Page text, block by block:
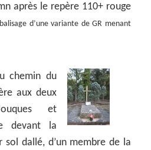
après le repère 110+ rouge
d’une variante de GR menant
chemin du
aux deux
et
devant la
dallé, d’un membre de la